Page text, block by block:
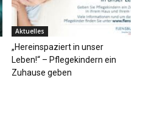
Aktuelles
„Hereinspaziert in unser
Leben!“ – Pflegekindern ein
Zuhause geben